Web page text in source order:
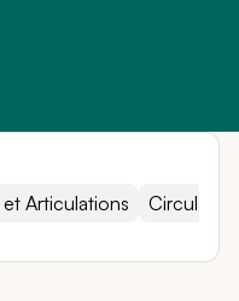
Articulations